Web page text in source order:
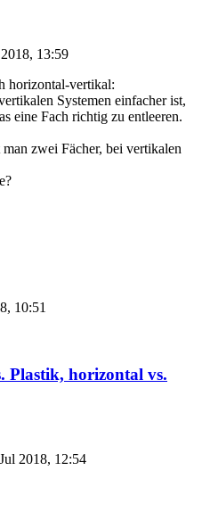
13:59
horizontal-vertikal:
Systemen einfacher ist,
eine Fach richtig zu entleeren.
zwei Fächer, bei vertikalen
10:51
Plastik, horizontal vs.
2018, 12:54